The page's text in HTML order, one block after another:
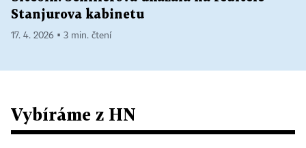
Stanjurova kabinetu
17. 4. 2026 ▪ 3 min. čtení
Vybíráme z HN